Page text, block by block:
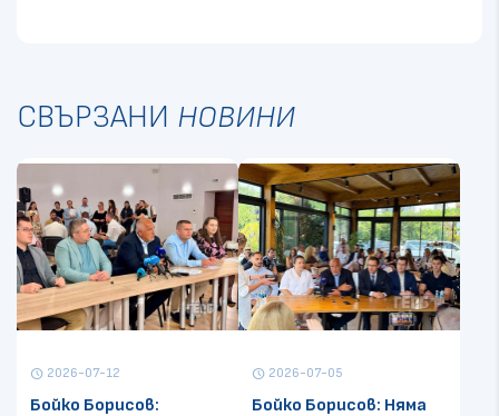
СВЪРЗАНИ НОВИНИ
schedule 2026-07-12
Бойко Борисов:
schedule 2026-07-05
Бойко Борисов: Няма